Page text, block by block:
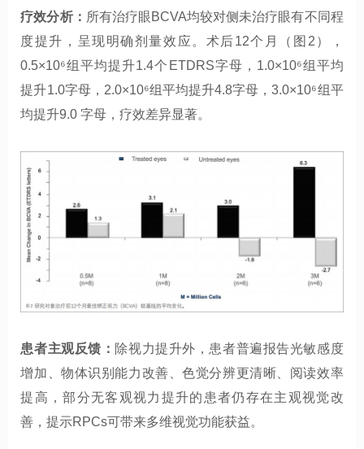
疗效分析： 所有治疗眼BCVA均较对侧未治疗眼有不同程
度提升，呈现明确剂量效应。术后12个月（图2），
0.5×10⁶组平均提升1.4个ETDRS字母，1.0×10⁶组平均
提升1.0字母，2.0×10⁶组平均提升4.8字母，3.0×10⁶组平
均提升9.0 字母，疗效差异显著。
患者主观反馈： 除视力提升外，患者普遍报告光敏感度
增加、物体识别能力改善、色觉分辨更清晰、阅读效率
提高，部分无客观视力提升的患者仍存在主观视觉改
善，提示RPCs可带来多维视觉功能获益。